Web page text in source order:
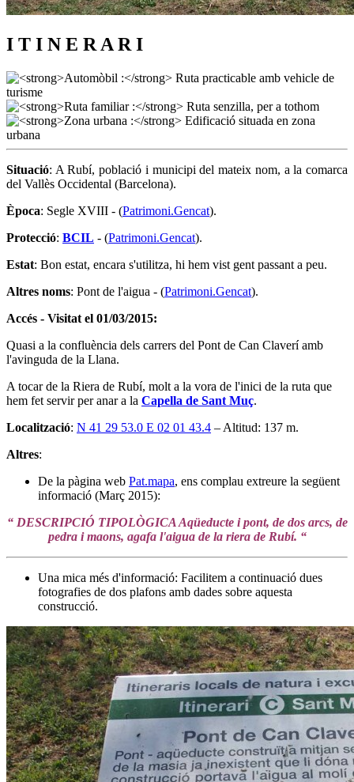
I T I N E R A R I
Situació: A Rubí, població i municipi del mateix nom, a la comarca
del Vallès Occidental (Barcelona).
Època: Segle XVIII - (Patrimoni.Gencat).
Protecció: BCIL - (Patrimoni.Gencat).
Estat: Bon estat, encara s'utilitza, hi hem vist gent passant a peu.
Altres noms: Pont de l'aigua - (Patrimoni.Gencat).
Accés - Visitat el 01/03/2015:
Quasi a la confluència dels carrers del Pont de Can Claverí amb
l'avinguda de la Llana.
A tocar de la Riera de Rubí, molt a la vora de l'inici de la ruta que
hem fet servir per anar a la Capella de Sant Muç.
Localització: N 41 29 53.0 E 02 01 43.4 – Altitud: 137 m.
Altres:
De la pàgina web Pat.mapa, ens complau extreure la següent
informació (Març 2015):
“ DESCRIPCIÓ TIPOLÒGICA Aqüeducte i pont, de dos arcs, de
pedra i maons, agafa l'aigua de la riera de Rubí. “
Una mica més d'informació: Facilitem a continuació dues
fotografies de dos plafons amb dades sobre aquesta
construcció.